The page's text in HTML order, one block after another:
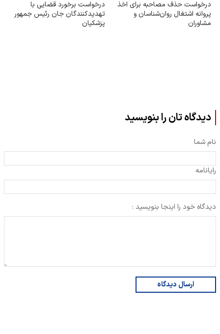
درخواست حذف مصاحبه برای اخذ
پروانه اشتغال روان‌شناسان و
مشاوران
درخواست برخورد قضایی با
تهدید‌کنندگان جان رئیس جمهور
پزشکیان
دیدگاه تان را بنویسید
نام شما
رایانامه
دیدگاه خود را اینجا بنویسید :
ارسال دیدگاه